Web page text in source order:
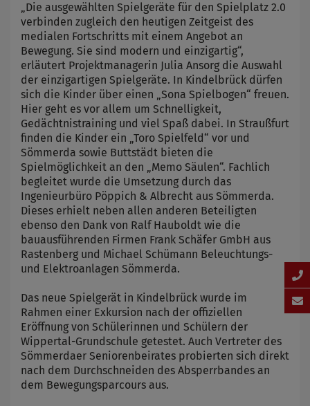
„Die ausgewählten Spielgeräte für den Spielplatz 2.0
verbinden zugleich den heutigen Zeitgeist des
medialen Fortschritts mit einem Angebot an
Bewegung. Sie sind modern und einzigartig“,
erläutert Projektmanagerin Julia Ansorg die Auswahl
der einzigartigen Spielgeräte. In Kindelbrück dürfen
sich die Kinder über einen „Sona Spielbogen“ freuen.
Hier geht es vor allem um Schnelligkeit,
Gedächtnistraining und viel Spaß dabei. In Straußfurt
finden die Kinder ein „Toro Spielfeld“ vor und
Sömmerda sowie Buttstädt bieten die
Spielmöglichkeit an den „Memo Säulen“. Fachlich
begleitet wurde die Umsetzung durch das
Ingenieurbüro Pöppich & Albrecht aus Sömmerda.
Dieses erhielt neben allen anderen Beteiligten
ebenso den Dank von Ralf Hauboldt wie die
bauausführenden Firmen Frank Schäfer GmbH aus
Rastenberg und Michael Schümann Beleuchtungs-
und Elektroanlagen Sömmerda.
Das neue Spielgerät in Kindelbrück wurde im
Rahmen einer Exkursion nach der offiziellen
Eröffnung von Schülerinnen und Schülern der
Wippertal-Grundschule getestet. Auch Vertreter des
Sömmerdaer Seniorenbeirates probierten sich direkt
nach dem Durchschneiden des Absperrbandes an
dem Bewegungsparcours aus.